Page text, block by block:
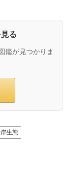
る
鑑が見つかりま
生態